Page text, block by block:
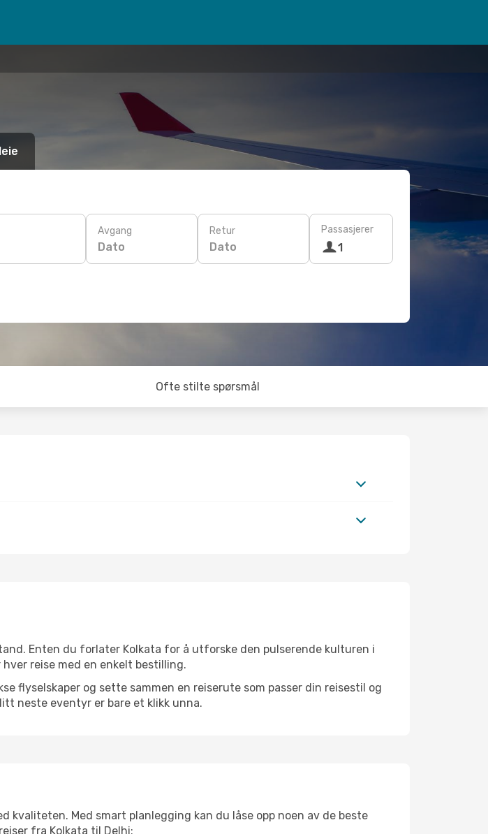
Avgang
Dato
Retur
Dato
Passasjerer
1
Ofte stilte spørsmål
Enten du forlater Kolkata for å utforske den pulserende kulturen i
reise med en enkelt bestilling.
flyselskaper og sette sammen en reiserute som passer din reisestil og
neste eventyr er bare et klikk unna.
kvaliteten. Med smart planlegging kan du låse opp noen av de beste
fra Kolkata til Delhi: